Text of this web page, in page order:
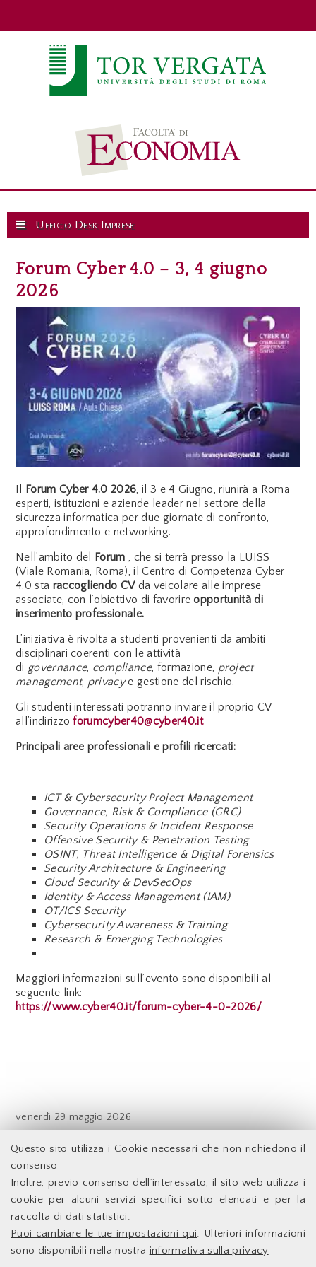
Questo sito utilizza i Cookie necessari che non richiedono il
consenso
Inoltre, previo consenso dell’interessato, il sito web utilizza i
cookie per alcuni servizi specifici sotto elencati e per la
raccolta di dati statistici.
Puoi cambiare le tue impostazioni qui. Ulteriori informazioni
sono disponibili nella nostra informativa sulla privacy
Forum Cyber 4.0 – 3, 4 giugno
2026
Il Forum Cyber 4.0 2026, il 3 e 4 Giugno, riunirà a Roma
esperti, istituzioni e aziende leader nel settore della
sicurezza informatica per due giornate di confronto,
approfondimento e networking.
Nell’ambito del
Forum, che si terrà presso la LUISS
(Viale Romania, Roma), il Centro di Competenza Cyber
4.0 sta raccogliendo CVda veicolare alle imprese
associate, con l’obiettivo di favorireopportunità di
inserimento professionale.
L’iniziativa è rivolta a studenti provenienti da ambiti
disciplinari coerenti con le attività
di governance, compliance, formazione, project
management, privacye gestione del rischio.
Gli studenti interessati potranno inviare il proprio CV
all’indirizzoforumcyber40@cyber40.it
Principali aree professionali e profili ricercati:
ICT & Cybersecurity Project Management
Governance, Risk & Compliance (GRC)
Security Operations & Incident Response
Offensive Security & Penetration Testing
OSINT, Threat Intelligence & Digital Forensics
Security Architecture & Engineering
Cloud Security & DevSecOps
Identity & Access Management (IAM)
OT/ICS Security
Cybersecurity Awareness & Training
Research & Emerging Technologies
Maggiori informazioni sull’evento sono disponibili al
seguente link:
https://www.cyber40.it/forum-cyber-4-0-2026/
venerdì 29 maggio 2026
Indietro
Ufficio Desk Imprese
Facoltà di Economia - Università degli Studi di Roma
Accessibilità
Facoltà di Economia